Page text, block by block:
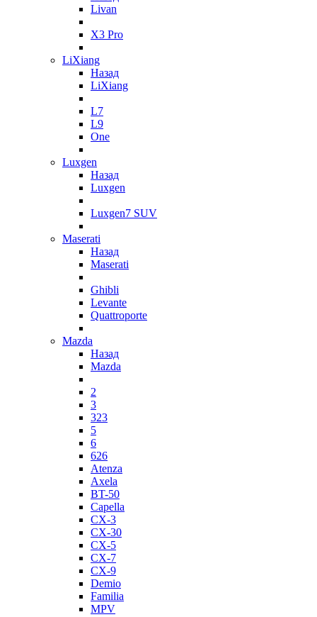
Livan
X3 Pro
LiXiang
Назад
LiXiang
L7
L9
One
Luxgen
Назад
Luxgen
Luxgen7 SUV
Maserati
Назад
Maserati
Ghibli
Levante
Quattroporte
Mazda
Назад
Mazda
2
3
323
5
6
626
Atenza
Axela
BT-50
Capella
CX-3
CX-30
CX-5
CX-7
CX-9
Demio
Familia
MPV